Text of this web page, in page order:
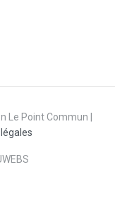
Le Point Commun |